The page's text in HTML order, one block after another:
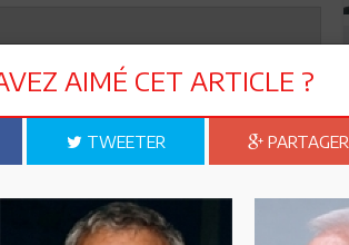
AIMÉ CET ARTICLE ?
TWEETER PARTAGER